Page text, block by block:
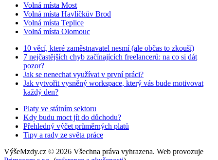
Volná místa Most
Volná místa Havlíčkův Brod
Volná místa Teplice
Volná místa Olomouc
10 věcí, které zaměstnavatel nesmí (ale občas to zkouší)
7 nejčastějších chyb začínajících freelancerů: na co si dát
pozor?
Jak se nenechat využívat v první práci?
Jak vytvořit vysněný workspace, který vás bude motivovat
každý den?
Platy ve státním sektoru
Kdy budu moct jít do důchodu?
Přehledný výčet průměrných platů
Tipy a rady ze světa práce
VýšeMzdy.cz © 2026 Všechna práva vyhrazena. Web provozuje